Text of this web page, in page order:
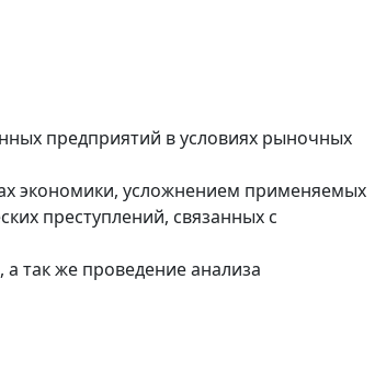
предприятий в условиях рыночных
экономики, усложнением применяемых
преступлений, связанных с
так же проведение анализа